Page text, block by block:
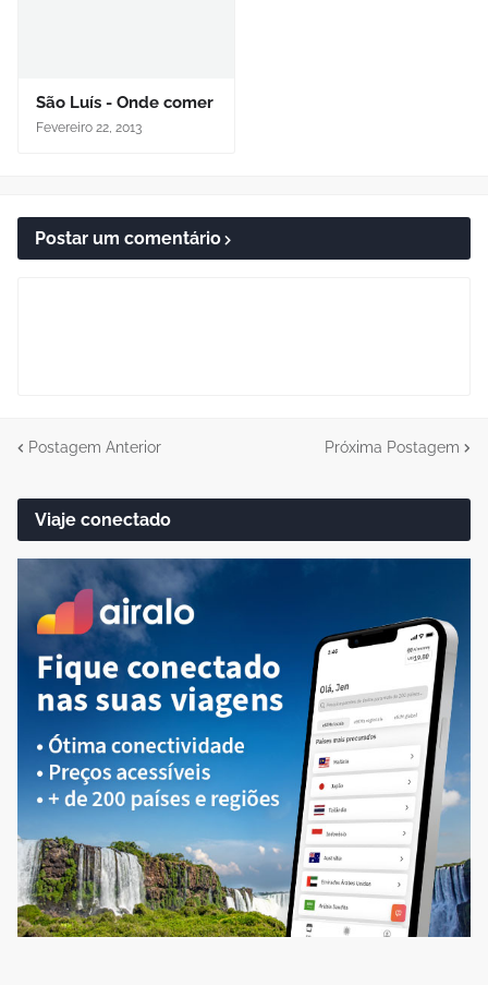
São Luís - Onde comer
Fevereiro 22, 2013
Postar um comentário
Postagem Anterior Próxima Postagem
Viaje conectado